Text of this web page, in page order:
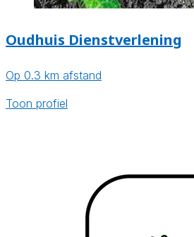
Oudhuis Dienstverlening
Op 0.3 km afstand
Toon profiel